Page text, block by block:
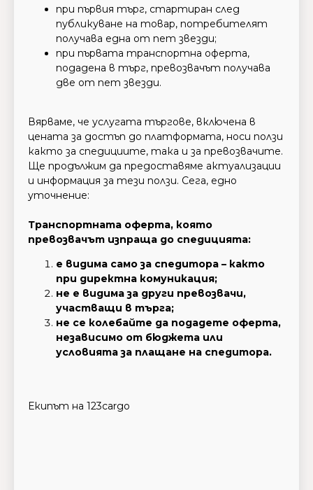
при първия търг, стартиран след
публикуване на товар, потребителят
получава една от пет звезди;
при първата транспортна оферта,
подадена в търг, превозвачът получава
две от пет звезди.
Вярваме, че услугата търгове, включена в
цената за достъп до платформата, носи ползи
както за спедициите, така и за превозвачите.
Ще продължим да предоставяме актуализации
и информация за тези ползи. Сега, едно
уточнение:
Транспортната оферта, която
превозвачът изпраща до спедицията:
е видима само за спедитора – както
при директна комуникация;
не е видима за други превозвачи,
участващи в търга;
не се колебайте да подадете оферта,
независимо от бюджета или
условията за плащане на спедитора.
Екипът на 123cargo